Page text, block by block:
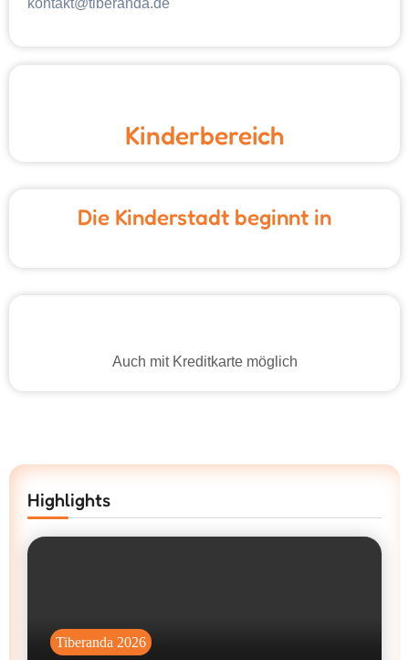
kontakt@tiberanda.de
Kinderbereich
Die Kinderstadt beginnt in
Auch mit Kreditkarte möglich
Highlights
Tiberanda 2026